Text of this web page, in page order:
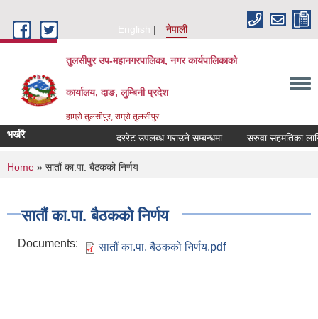
English
नेपाली
तुलसीपुर उप-महानगरपालिका, नगर कार्यपालिकाको
कार्यालय, दाङ, लुम्बिनी प्रदेश
हाम्रो तुलसीपुर, राम्रो तुलसीपुर
भर्खरै दररेट उपलब्ध गराउने सम्बन्धमा सरुवा सहमतिका
You are here
Home » सातौं का.पा. बैठकको निर्णय
सातौं का.पा. बैठकको निर्णय
Documents: सातौं का.पा. बैठकको निर्णय.pdf